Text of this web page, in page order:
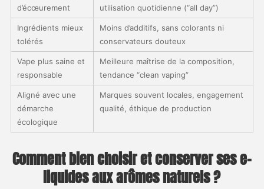
d’écœurement
utilisation quotidienne (“all day”)
Ingrédients mieux
tolérés
Moins d’additifs, sans colorants ni
conservateurs douteux
Vape plus saine et
responsable
Meilleure maîtrise de la composition,
tendance “clean vaping”
Aligné avec une
démarche
écologique
Marques souvent locales, engagement
qualité, éthique de production
Comment bien choisir et conserver ses e-
liquides aux arômes naturels ?